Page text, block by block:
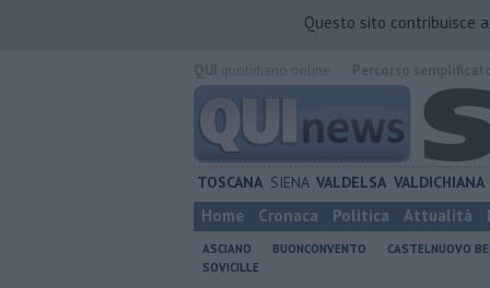
Questo sito contribuisce
TOSCANA SIENA VALDELSA VALDICHIANA
Home Cronaca Politica Attualità
ASCIANO BUONCONVENTO CASTELNUOVO
SOVICILLE